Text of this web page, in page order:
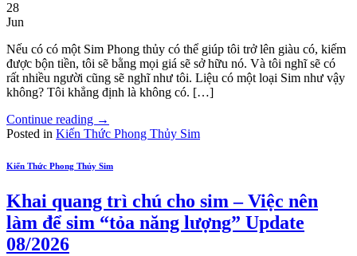
28
Jun
Nếu có có một Sim Phong thủy có thể giúp tôi trở lên giàu có, kiếm
được bộn tiền, tôi sẽ bằng mọi giá sẽ sở hữu nó. Và tôi nghĩ sẽ có
rất nhiều người cũng sẽ nghĩ như tôi. Liệu có một loại Sim như vậy
không? Tôi khẳng định là không có. […]
Continue reading →
Posted in Kiến Thức Phong Thủy Sim
Kiến Thức Phong Thủy Sim
Khai quang trì chú cho sim – Việc nên
làm để sim “tỏa năng lượng” Update
08/2026